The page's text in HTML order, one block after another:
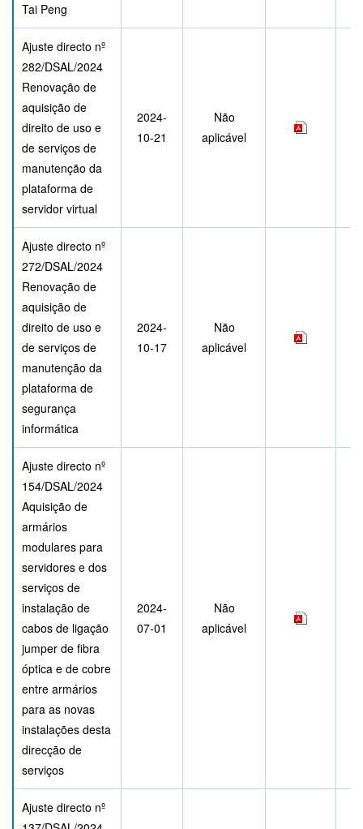
Tai Peng
Ajuste directo nº
282/DSAL/2024
Renovação de
aquisição de
direito de uso e
de serviços de
manutenção da
plataforma de
servidor virtual
2024-
10-21
Não
aplicável
Ajuste directo nº
272/DSAL/2024
Renovação de
aquisição de
direito de uso e
de serviços de
manutenção da
plataforma de
segurança
informática
2024-
10-17
Não
aplicável
Ajuste directo nº
154/DSAL/2024
Aquisição de
armários
modulares para
servidores e dos
serviços de
instalação de
cabos de ligação
jumper de fibra
óptica e de cobre
entre armários
para as novas
instalações desta
direcção de
serviços
2024-
07-01
Não
aplicável
Ajuste directo nº